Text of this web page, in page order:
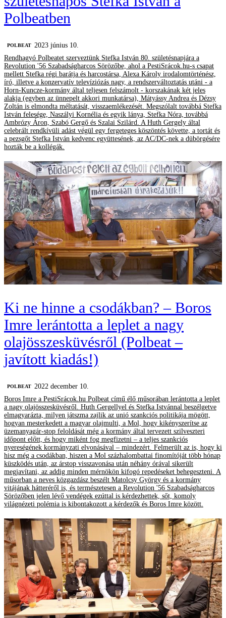
Polbeatben
‎POLBEAT 2023 június 10.
Rendhagyó Polbeatet szerveztünk Stefka István 80. születésnapjára a
Revolution '56 Szabadságharcos Sörözőbe, ahol a PestiSrácok.hu-s csapat
mellett Stefka régi barátja és harcostársa, Alexa Károly irodalomtörténész,
író, illetve a konzervatív televíziózás nagy, a rendszerváltoztatás utáni - a
Horn-Kuncze-kormány által teljesen felszámolt - korszakának két jeles
alakja (egyben az ünnepelt akkori munkatársa), Mátyássy Andrea és Dézsy
Zoltán is elmondta méltatását, visszaemlékezését. Megszólalt továbbá Stefka
István felesége, Naszályi Kornélia és egyik lánya, Stefka Nóra, továbbá
Ambrózy Áron, Szabó Gergő és Szalai Szilárd. A Huth Gergely által
celebrált rendkívüli adást végül egy fergeteges köszöntés követte, a tortát és
a pezsgőt Stefka István kedvenc együttesének, az AC/DC-nek a dübörgésére
hozták be a kollégák.
Ki ne hinne a csodákban? – Boros
Imre lerántotta a leplet a nagy
olajösszesküvésről (Polbeat –
javított kiadás!)
‎POLBEAT
2022 december 10.
Boros Imre a PestiSrácok.hu Polbeat című élő műsorában lerántotta a leplet
a nagy olajösszesküvésről. Huth Gergellyel és Stefka Istvánnal beszélgetve
elmagyarázta, milyen játszma zajlik az unió szankciós politikája mögött,
hogyan mesterkedett a magyar olajmulti, a Mol, hogy kikényszerítse az
üzemanyagár-stop feloldását még a kormány által tervezett szilveszteri
időpont előtt, és hogy miként fog megfizetni – a teljes szankciós
nyereségének kormányzati elvonásával – mindezért. Felmerült az is, hogy ki
hisz még a csodákban, hiszen a Mol százhalombattai finomítóját több hónap
küszködés után, az árstop visszavonása után néhány órával sikerült
megjavítani, az addig minden mérnökön kifogó repedéseket behegeszteni. A
műsorban a neves közgazdász beszélt Matolcsy György és a kormány
vitájának hátteréről is, és természetesen a Revolution '56 Szabadságharcos
Sörözőben jelen lévő vendégek ezúttal is kérdezhettek, sőt, komoly
világnézeti polémia is kibontakozott a kérdezők és Boros Imre között.